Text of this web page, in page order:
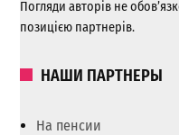
Погляди авторів не
позицією партнерів.
НАШИ ПАРТНЕРЫ
На пенсии